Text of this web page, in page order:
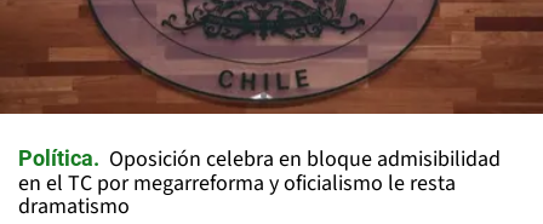
Política
Oposición celebra en bloque admisibilidad
en el TC por megarreforma y oficialismo le resta
dramatismo